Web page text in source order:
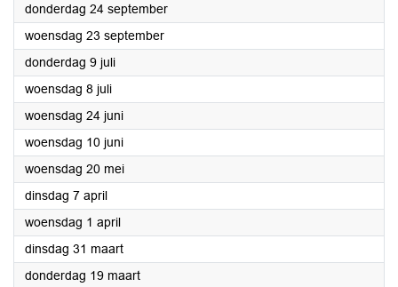
donderdag 24 september2026
woensdag 23 september2026
donderdag 9 juli2026
woensdag 8 juli2026
woensdag 24 juni2026
woensdag 10 juni2026
woensdag 20 mei2026
dinsdag 7 april2026
woensdag 1 april2026
dinsdag 31 maart2026
donderdag 19 maart2026